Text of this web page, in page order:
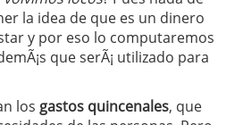
la idea de que es un dinero
y por eso lo computaremos
que serÃ¡ utilizado para
los gastos quincenales, que